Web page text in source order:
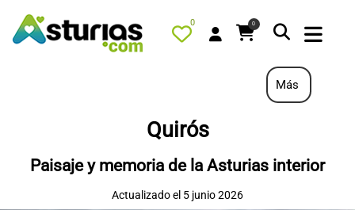
0 0
QUÉ HACER
ALOJAMIENTOS
Más
Quirós
Paisaje y memoria de la Asturias interior
Actualizado el 5 junio 2026